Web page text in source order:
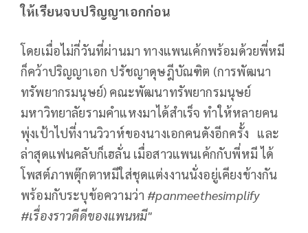
ให้เรียนจบปริญญาเอกก่อน
โดยเมื่อไม่กี่วันที่ผ่านมา ทางแพนเค้กพร้อมด้วยพี่หมี
ก็คว้าปริญญาเอก ปรัชญาดุษฎีบัณฑิต (การพัฒนา
ทรัพยากรมนุษย์) คณะพัฒนาทรัพยากรมนุษย์
มหาวิทยาลัยรามคำแหงมาได้สำเร็จ ทำให้หลายคน
พุ่งเป้าไปที่งานวิวาห์ของนางเอกคนดังอีกครั้ง และ
ล่าสุดแฟนคลับก็เฮลั่น เมื่อสาวแพนเค้กกับพี่หมี ได้
โพสต์ภาพตุ๊กตาหมีใส่ชุดแต่งงานนั่งอยู่เคียงข้างกัน
พร้อมกับระบุข้อความว่า #panmeethesimplify
#เรื่องราวดีดีของแพนหมี"